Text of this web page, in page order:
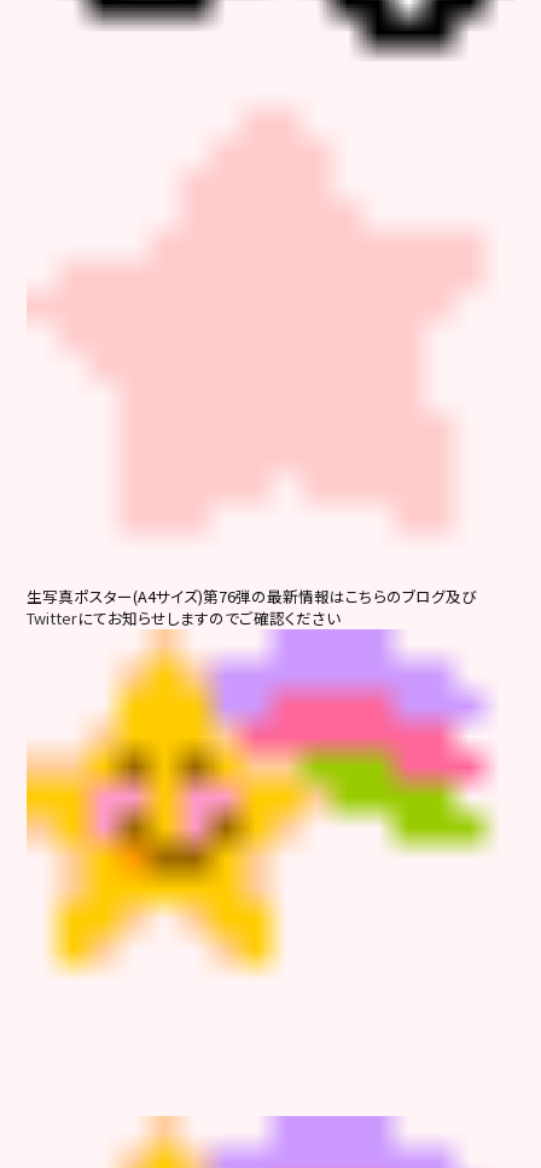
生写真ポスター(A4サイズ)第76弾の最新情報はこちらのブログ及び
Twitterにてお知らせしますのでご確認ください